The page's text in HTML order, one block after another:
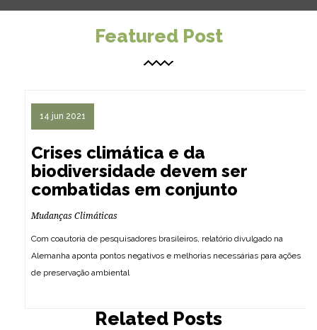
Featured Post
14 jun 2021
Crises climática e da
biodiversidade devem ser
combatidas em conjunto
Mudanças Climáticas
Com coautoria de pesquisadores brasileiros, relatório divulgado na
Alemanha aponta pontos negativos e melhorias necessárias para ações
de preservação ambiental
Related Posts